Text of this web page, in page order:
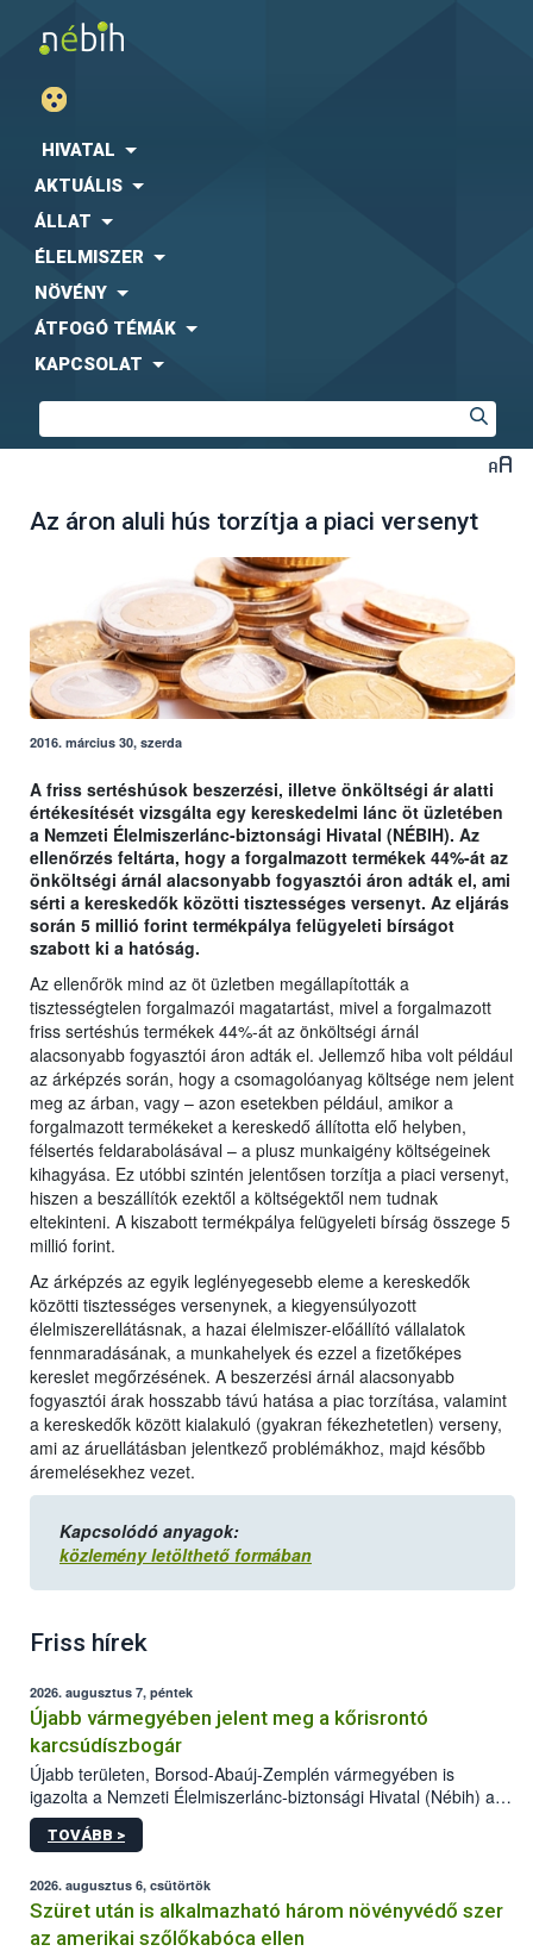
HIVATAL
AKTUÁLIS
ÁLLAT
ÉLELMISZER
NÖVÉNY
ÁTFOGÓ TÉMÁK
KAPCSOLAT
Az áron aluli hús torzítja a piaci versenyt
2016. március 30, szerda
A friss sertéshúsok beszerzési, illetve önköltségi ár alatti
értékesítését vizsgálta egy kereskedelmi lánc öt üzletében
a Nemzeti Élelmiszerlánc-biztonsági Hivatal (NÉBIH). Az
ellenőrzés feltárta, hogy a forgalmazott termékek 44%-át az
önköltségi árnál alacsonyabb fogyasztói áron adták el, ami
sérti a kereskedők közötti tisztességes versenyt. Az eljárás
során 5 millió forint termékpálya felügyeleti bírságot
szabott ki a hatóság.
Az ellenőrök mind az öt üzletben megállapították a
tisztességtelen forgalmazói magatartást, mivel a forgalmazott
friss sertéshús termékek 44%-át az önköltségi árnál
alacsonyabb fogyasztói áron adták el. Jellemző hiba volt például
az árképzés során, hogy a csomagolóanyag költsége nem jelent
meg az árban, vagy – azon esetekben például, amikor a
forgalmazott termékeket a kereskedő állította elő helyben,
félsertés feldarabolásával – a plusz munkaigény költségeinek
kihagyása. Ez utóbbi szintén jelentősen torzítja a piaci versenyt,
hiszen a beszállítók ezektől a költségektől nem tudnak
eltekinteni. A kiszabott termékpálya felügyeleti bírság összege 5
millió forint.
Az árképzés az egyik leglényegesebb eleme a kereskedők
közötti tisztességes versenynek, a kiegyensúlyozott
élelmiszerellátásnak, a hazai élelmiszer-előállító vállalatok
fennmaradásának, a munkahelyek és ezzel a fizetőképes
kereslet megőrzésének. A beszerzési árnál alacsonyabb
fogyasztói árak hosszabb távú hatása a piac torzítása, valamint
a kereskedők között kialakuló (gyakran fékezhetetlen) verseny,
ami az áruellátásban jelentkező problémákhoz, majd később
áremelésekhez vezet.
Kapcsolódó anyagok:
közlemény letölthető formában
Friss hírek
2026. augusztus 7, péntek
Újabb vármegyében jelent meg a kőrisrontó
karcsúdíszbogár
Újabb területen, Borsod-Abaúj-Zemplén vármegyében is
igazolta a Nemzeti Élelmiszerlánc-biztonsági Hivatal (Nébih) a
kőrisrontó karcsúdíszbogár (Agrilus planipennis) jelenlétét. A
kártevőt nem csak színcsapdában találták meg, de már fertőzött
az intenzív felderítést, emellett az intézkedéseket a szlovák
hatósággal is összehangolják a terjedés megállítása érdekében.
TOVÁBB >
2026. augusztus 6, csütörtök
Szüret után is alkalmazható három növényvédő szer
az amerikai szőlőkabóca ellen